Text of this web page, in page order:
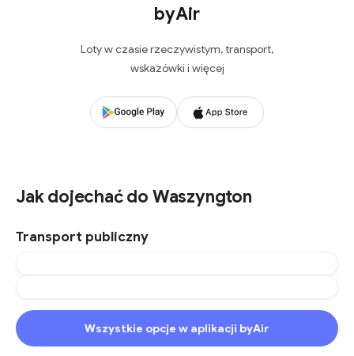
byAir
Loty w czasie rzeczywistym, transport,
wskazówki i więcej
Jak dojechać do Waszyngton
Transport publiczny
Wszystkie opcje w aplikacji byAir